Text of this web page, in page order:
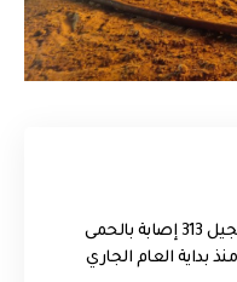
الصحة تعلن تسجيل 313 إصابة بالحمى